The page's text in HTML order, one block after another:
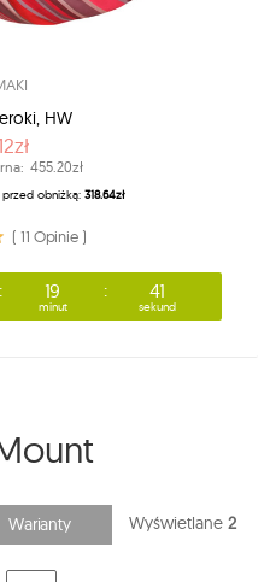
HW
455.20zł
przed obniżką: 318.64zł
( 11 Opinie )
19
minut
40
sekund
Warianty Wyświetlane 2